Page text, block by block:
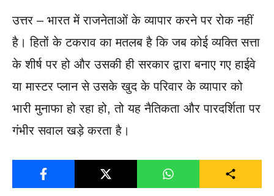
उत्तर – भारत में राजनेताओं के व्यापार करने पर रोक नहीं
है। हितों के टकराव का मतलब है कि जब कोई व्यक्ति सत्ता
के शीर्ष पर हो और उसकी ही सरकार द्वारा बनाए गए हाईवे
या मास्टर प्लान से उसके खुद के परिवार के व्यापार को
भारी मुनाफा हो रहा हो, तो यह नैतिकता और पारदर्शिता पर
गंभीर सवाल खड़े करता है।